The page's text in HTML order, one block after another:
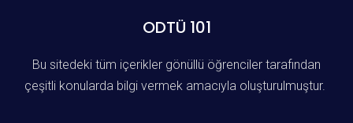
ODTÜ 101
Bu sitedeki tüm içerikler gönüllü öğrenciler tarafından
çeşitli konularda bilgi vermek amacıyla oluşturulmuştur.